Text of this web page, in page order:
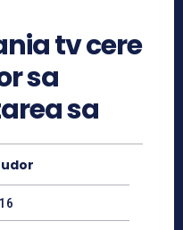
tv cere
sa
sa